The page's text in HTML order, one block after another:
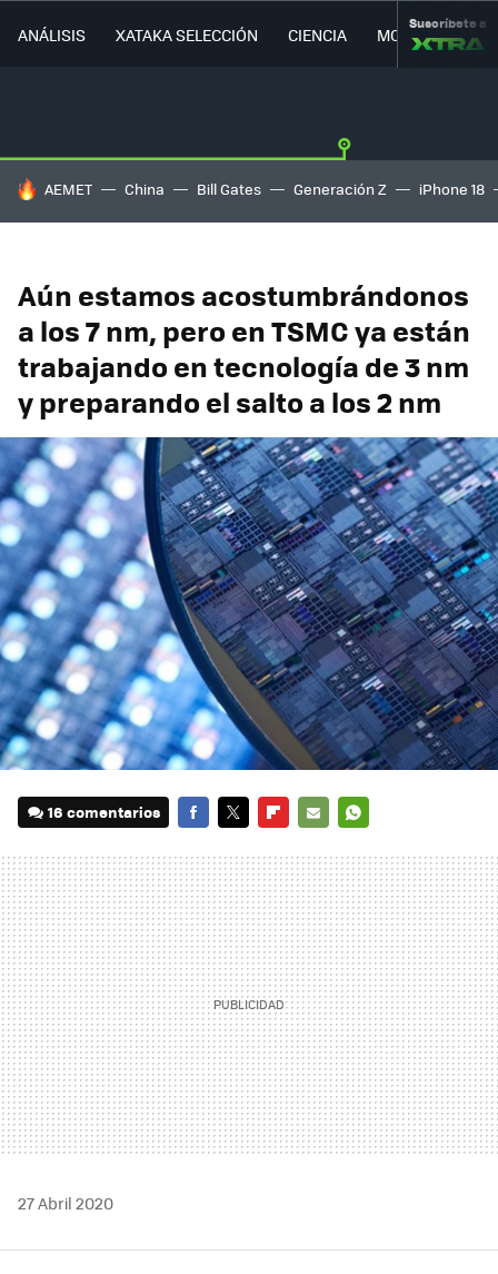
ANÁLISIS XATAKA SELECCIÓN CIENCIA MOVILIDAD
Suscríbete a
HOY SE HABLA DE
AEMET China Bill Gates Generación Z iPhone 18
Aún estamos acostumbrándonos
a los 7 nm, pero en TSMC ya están
trabajando en tecnología de 3 nm
y preparando el salto a los 2 nm
16 comentarios
MAIL
27 Abril 2020